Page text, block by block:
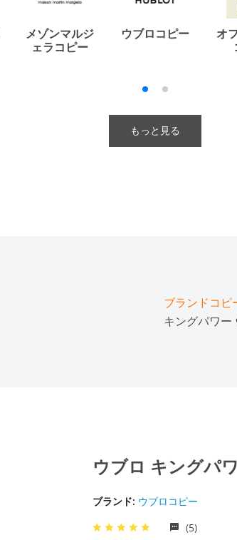
メゾンマルジ
ェラコピー
ウブロコピー
オ
もっと見る
ブランドコピ
キングパワー
ウブロ キングパ
ブランド: ウブロコピー
(5)